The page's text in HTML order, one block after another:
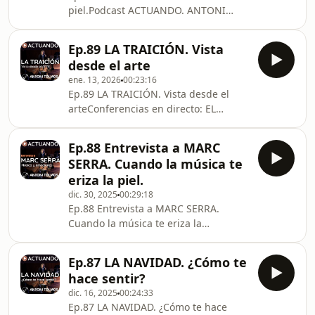
CURSO ON LINE "estimarte"
Autoestima para artistas
http://www.estimarte.es/ Vivimos en
un mundo lleno de problemas… pero
también lleno de gente convencida de
que las co
piel.Podcast ACTUANDO. ANTONI
conferencias: EL CONCIERTO DE LAS
PALABRAS
https://antonitolmos.com/contactar/
LIBRO"Cuando dudas de ti" (Ed.
Milenio) http://cuandodudasdeti.com/
CURSO ON LINE "estimarte"
Autoestima para artistas
http://www.estimarte.es/ Quizás la
frase “eres demasiado sensible” ha
llegado alguna vez a tus oidos.¿O te
has dicho
Ep.89 LA TRAICIÓN. Vista
desde el arte
ene. 13, 202600:23:16
Ep.89 LA TRAICIÓN. Vista desde el
arteConferencias en directo: EL
LIBRO&quot;Cuando dudas de
ti&quot; (Ed. Milenio)
http://cuandodudasdeti.com/ CURSO
ON LINE &quot;estimarte&quot;
Autoestima para artistas
http://www.estimarte.es/ ¿Alguna vez
te han traicionado?¿O peor aún… has
sido tú quien ha traicionado a
alguien?La traición es una d
Ep.88 Entrevista a MARC
SERRA. Cuando la música te
eriza la piel.
dic. 30, 2025 00:29:18
Ep.88 Entrevista a MARC SERRA.
Cuando la música te eriza la
Máster en Neurociencia de la Música
en este enlace:
http://www.neurocienciadelamusica.com/
Un Máster 100% on line de la
Ep.87 LA NAVIDAD. ¿Cómo te
hace sentir?
dic. 16, 2025 00:24:33
Ep.87 LA NAVIDAD. ¿Cómo te hace